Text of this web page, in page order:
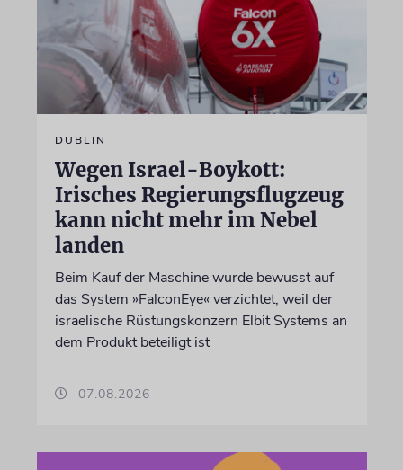
DUBLIN
Wegen Israel-Boykott:
Irisches Regierungsflugzeug
kann nicht mehr im Nebel
landen
Beim Kauf der Maschine wurde bewusst auf
das System »FalconEye« verzichtet, weil der
israelische Rüstungskonzern Elbit Systems an
dem Produkt beteiligt ist
07.08.2026